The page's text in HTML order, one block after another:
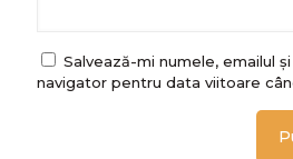
Salvează-mi numele, emailul
navigator pentru data viitoare